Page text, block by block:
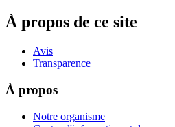
À propos de ce site
Avis
Transparence
À propos
Notre organisme